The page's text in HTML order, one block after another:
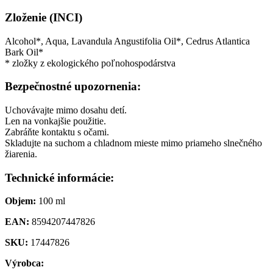
Zloženie (INCI)
Alcohol*, Aqua, Lavandula Angustifolia Oil*, Cedrus Atlantica
Bark Oil*
* zložky z ekologického poľnohospodárstva
Bezpečnostné upozornenia:
Uchovávajte mimo dosahu detí.
Len na vonkajšie použitie.
Zabráňte kontaktu s očami.
Skladujte na suchom a chladnom mieste mimo priameho slnečného
žiarenia.
Technické informácie:
Objem: 100 ml
EAN: 8594207447826
SKU: 17447826
Výrobca: